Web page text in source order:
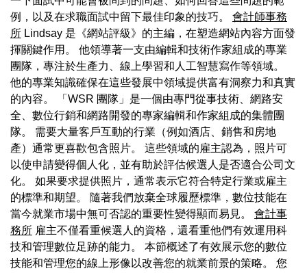
例，以及在求職面試中留下最佳印象的技巧。 會計師事務
所 Lindsay 是《網站評級》的主編，在塑造網站內容方面發
揮關鍵作用。 他領導著一支由編輯和技術作家組成的專業
團隊，專注於生產力、線上學習和人工智慧寫作等領域。
他的專業知識確保在這些發展中領域提供富有洞察力和真實
的內容。 「WSR 團隊」是一個由專門從事技術、網路安
全、數位行銷和網路開發的專家編輯和作家組成的集體團
隊。 需要大量客戶互動的行業（例如酒店、銷售和房地
產）通常更喜歡包含照片。 這些領域的雇主認為，照片可
以使申請變得個人化，並有助於評估候選人是否適合公司文
化。 如果要求提供照片，通常表示它符合特定行業或雇主
的標準和期望。 隨著我們放棄全球履歷標準，數位技能在
當今就業市場中無可否認的重要性變得顯而易見。 會計事
務所 雇主不僅看重候選人的資格，還看重他們有效運用科
技和管理數位足跡的能力。 本節概述了有效展示您的數位
技能和管理您的線上形像以改善您的就業前景的策略。 您